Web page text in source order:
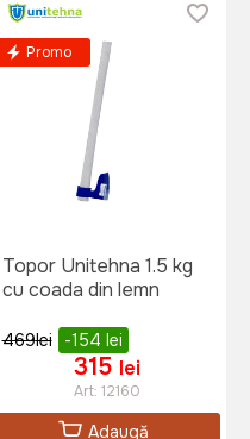
Promo
Topor Unitehna 1.5 kg
cu coada din lemn
469lei -154 lei
315 lei
Art: 12160
Adaugă